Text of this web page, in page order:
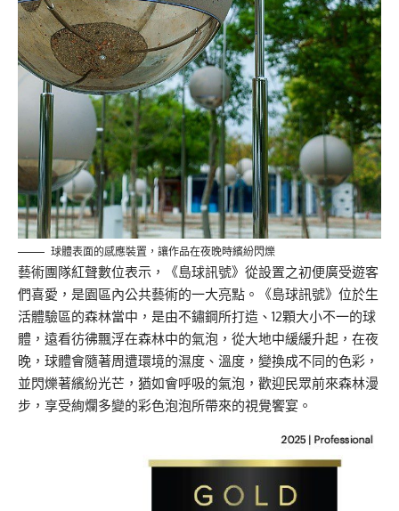
球體表面的感應裝置，讓作品在夜晚時繽紛閃爍
藝術團隊紅聲數位表示，《島球訊號》從設置之初便廣受遊客
們喜愛，是園區內公共藝術的一大亮點。《島球訊號》位於生
活體驗區的森林當中，是由不鏽鋼所打造、12顆大小不一的球
體，遠看彷彿飄浮在森林中的氣泡，從大地中緩緩升起，在夜
晚，球體會隨著周遭環境的濕度、溫度，變換成不同的色彩，
並閃爍著繽紛光芒，猶如會呼吸的氣泡，歡迎民眾前來森林漫
步，享受絢爛多變的彩色泡泡所帶來的視覺饗宴。